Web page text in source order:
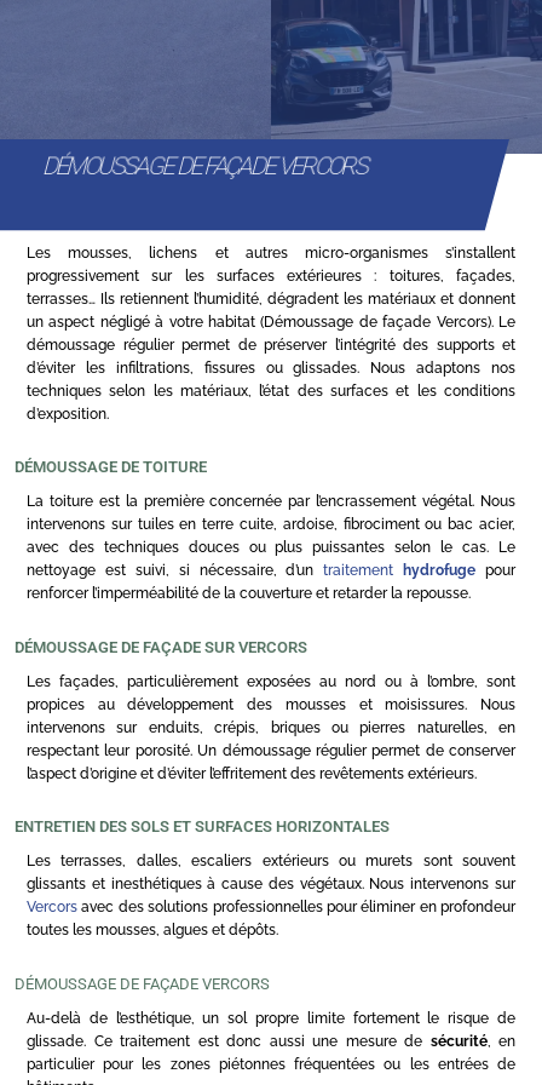
DÉMOUSSAGE DE FAÇADE VERCORS
Les mousses, lichens et autres micro-organismes s’installent
progressivement sur les surfaces extérieures : toitures, façades,
terrasses… Ils retiennent l’humidité, dégradent les matériaux et donnent
un aspect négligé à votre habitat (Démoussage de façade Vercors). Le
démoussage régulier permet de préserver l’intégrité des supports et
d’éviter les infiltrations, fissures ou glissades. Nous adaptons nos
techniques selon les matériaux, l’état des surfaces et les conditions
d’exposition.
DÉMOUSSAGE DE TOITURE
La toiture est la première concernée par l’encrassement végétal. Nous
intervenons sur tuiles en terre cuite, ardoise, fibrociment ou bac acier,
avec des techniques douces ou plus puissantes selon le cas. Le
nettoyage est suivi, si nécessaire, d’untraitement hydrofuge pour
renforcer l’imperméabilité de la couverture et retarder la repousse.
DÉMOUSSAGE DE FAÇADE SUR VERCORS
Les façades, particulièrement exposées au nord ou à l’ombre, sont
propices au développement des mousses et moisissures. Nous
intervenons sur enduits, crépis, briques ou pierres naturelles, en
respectant leur porosité. Un démoussage régulier permet de conserver
l’aspect d’origine et d’éviter l’effritement des revêtements extérieurs.
ENTRETIEN DES SOLS ET SURFACES HORIZONTALES
Les terrasses, dalles, escaliers extérieurs ou murets sont souvent
glissants et inesthétiques à cause des végétaux. Nous intervenons sur
Vercors avec des solutions professionnelles pour éliminer en profondeur
toutes les mousses, algues et dépôts.
DÉMOUSSAGE DE FAÇADE VERCORS
Au-delà de l’esthétique, un sol propre limite fortement le risque de
glissade. Ce traitement est donc aussi une mesure de sécurité, en
particulier pour les zones piétonnes fréquentées ou les entrées de